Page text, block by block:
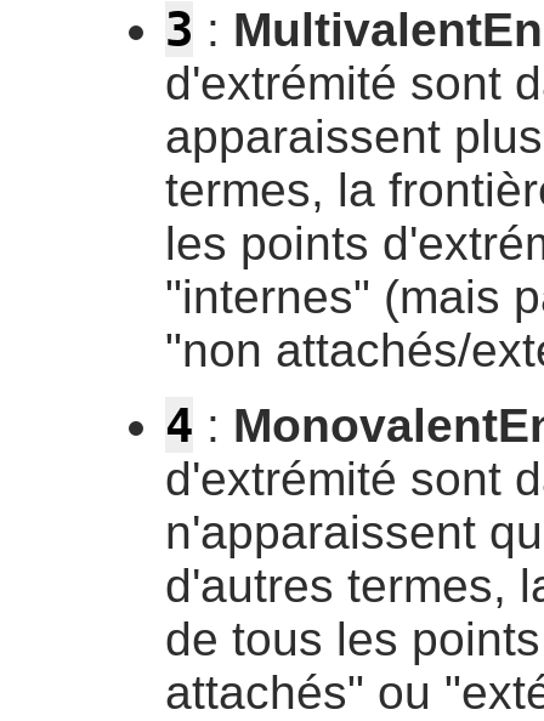
3 :
d'extrémité sont
apparaissent
termes, la
les points
"internes" (mais
"non attachés/
4 :
d'extrémité sont
n'apparaissent
d'autres termes,
de tous les
attachés" ou